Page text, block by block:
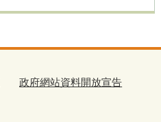
政府網站資料開放宣告